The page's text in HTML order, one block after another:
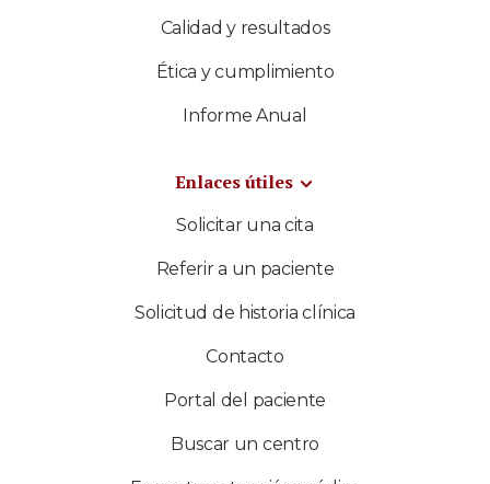
Calidad y resultados
Ética y cumplimiento
Informe Anual
Enlaces útiles
Solicitar una cita
Referir a un paciente
Solicitud de historia clínica
Contacto
Portal del paciente
Buscar un centro